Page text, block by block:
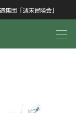
集団「週末冒険会」